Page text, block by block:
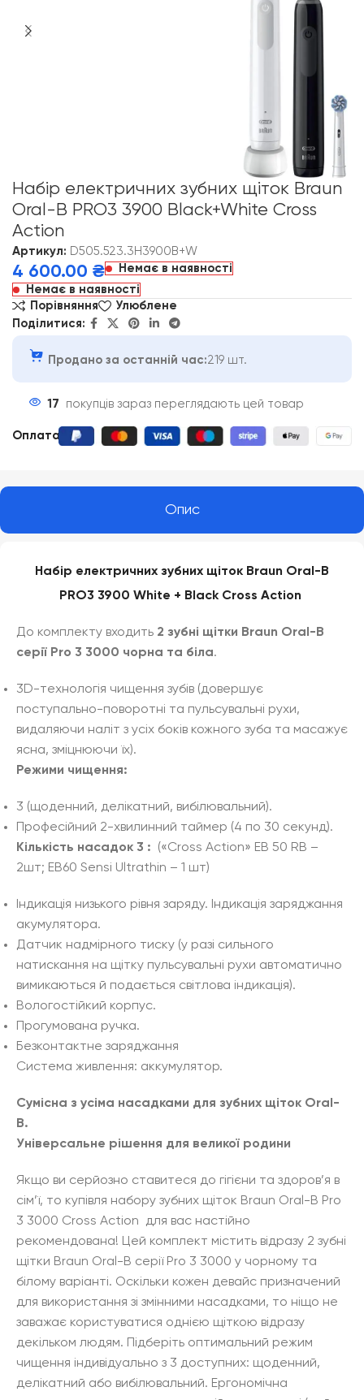
Набір електричних зубних щіток Braun
Oral-B PRO3 3900 Black+White Cross
Action
Артикул: D505.523.3H3900B+W
4 600.00 ₴
Немає в наявності
Немає в наявності
Порівняння
Улюблене
Поділитися:
Продано за останній час:219 шт.
17 покупців зараз переглядають цей товар
Оплата
Опис
Набір електричних зубних щіток Braun Oral-B
PRO3 3900 White + Black Cross Action
До комплекту входить 2 зубні щітки Braun Oral-B
серії Pro 3 3000 чорна та біла.
3D-технологія чищення зубів (довершує
поступально-поворотні та пульсувальні рухи,
видаляючи наліт з усіх боків кожного зуба та масажує
ясна, зміцнюючи їх).
Режими чищення:
3 (щоденний, делікатний, вибілювальний).
Професійний 2-хвилинний таймер (4 по 30 секунд).
Кількість насадок 3 : («Cross Action» EB 50 RB –
2шт; EB60 Sensi Ultrathin – 1 шт)
Індикація низького рівня заряду. Індикація заряджання
акумулятора.
Датчик надмірного тиску (у разі сильного
натискання на щітку пульсувальні рухи автоматично
вимикаються й подається світлова індикація).
Вологостійкий корпус.
Прогумована ручка.
Безконтактне заряджання
Система живлення: аккумулятор.
Сумісна з усіма насадками для зубних щіток Oral-
B.
Універсальне рішення для великої родини
Якщо ви серйозно ставитеся до гігієни та здоров’я в
сім’ї, то купівля набору зубних щіток Braun Oral-B Pro
3 3000 Cross Action для вас настійно
рекомендована! Цей комплект містить відразу 2 зубні
щітки Braun Oral-B серії Pro 3 3000 у чорному та
білому варіанті. Оскільки кожен девайс призначений
для використання зі змінними насадками, то ніщо не
заважає користуватися однією щіткою відразу
декільком людям. Підберіть оптимальний режим
чищення індивідуально з 3 доступних: щоденний,
делікатний або вибілювальний. Ергономічна